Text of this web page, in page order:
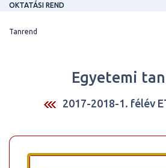
OKTATÁSI REND
Tanrend
Egyetemi
2017-2018-1. félév